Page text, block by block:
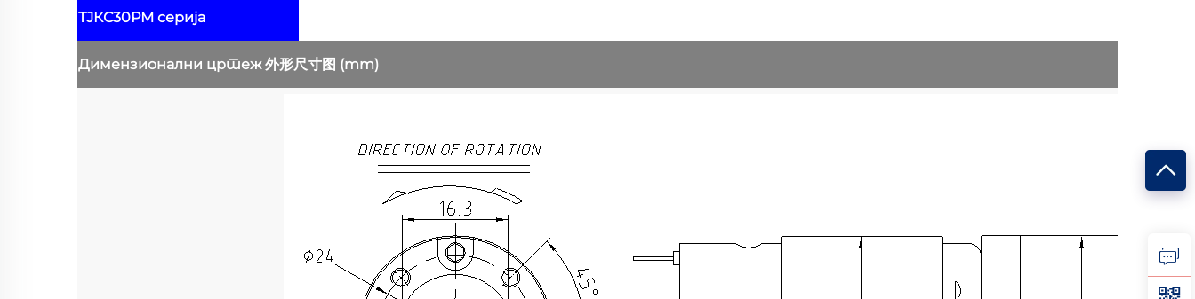
ТЈКС30РМ серија
Димензионални цртеж外形尺寸图 (mm)